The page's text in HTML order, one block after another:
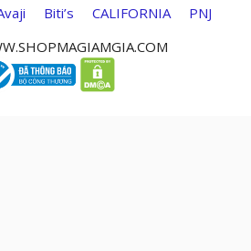
Biti’s CALIFORNIA
PNJ